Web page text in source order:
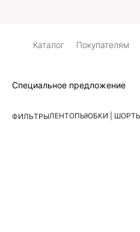
Каталог Покупателям
Специальное предложение
ФИЛЬТРЫЛЕНТОПЫЮБКИ |